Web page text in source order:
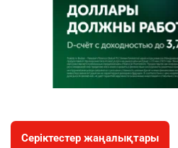
Серіктестер жаңалықтары